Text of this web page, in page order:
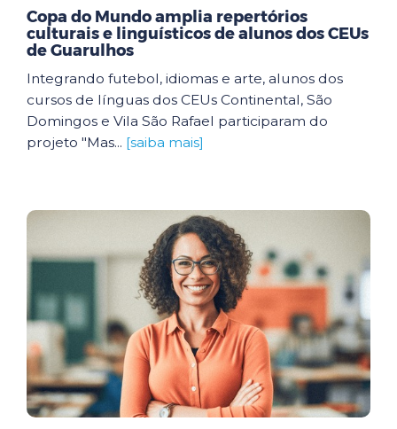
Copa do Mundo amplia repertórios
culturais e linguísticos de alunos dos CEUs
de Guarulhos
Integrando futebol, idiomas e arte, alunos dos
cursos de línguas dos CEUs Continental, São
Domingos e Vila São Rafael participaram do
projeto "Mas... [saiba mais]